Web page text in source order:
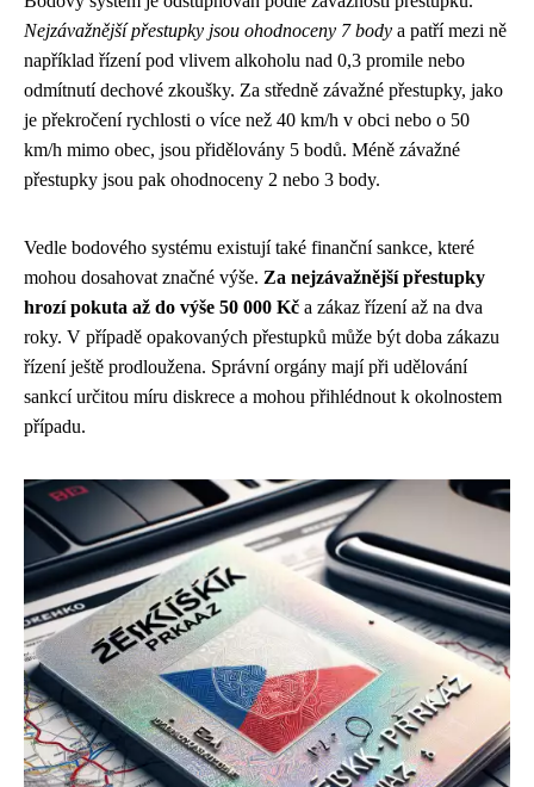
Nejzávažnější přestupky jsou ohodnoceny 7 body a patří mezi ně
například řízení pod vlivem alkoholu nad 0,3 promile nebo
odmítnutí dechové zkoušky. Za středně závažné přestupky, jako
je překročení rychlosti o více než 40 km/h v obci nebo o 50
km/h mimo obec, jsou přidělovány 5 bodů. Méně závažné
přestupky jsou pak ohodnoceny 2 nebo 3 body.
Vedle bodového systému existují také finanční sankce, které
mohou dosahovat značné výše. Za nejzávažnější přestupky
hrozí pokuta až do výše 50 000 Kč a zákaz řízení až na dva
roky. V případě opakovaných přestupků může být doba zákazu
řízení ještě prodloužena. Správní orgány mají při udělování
sankcí určitou míru diskrece a mohou přihlédnout k okolnostem
případu.